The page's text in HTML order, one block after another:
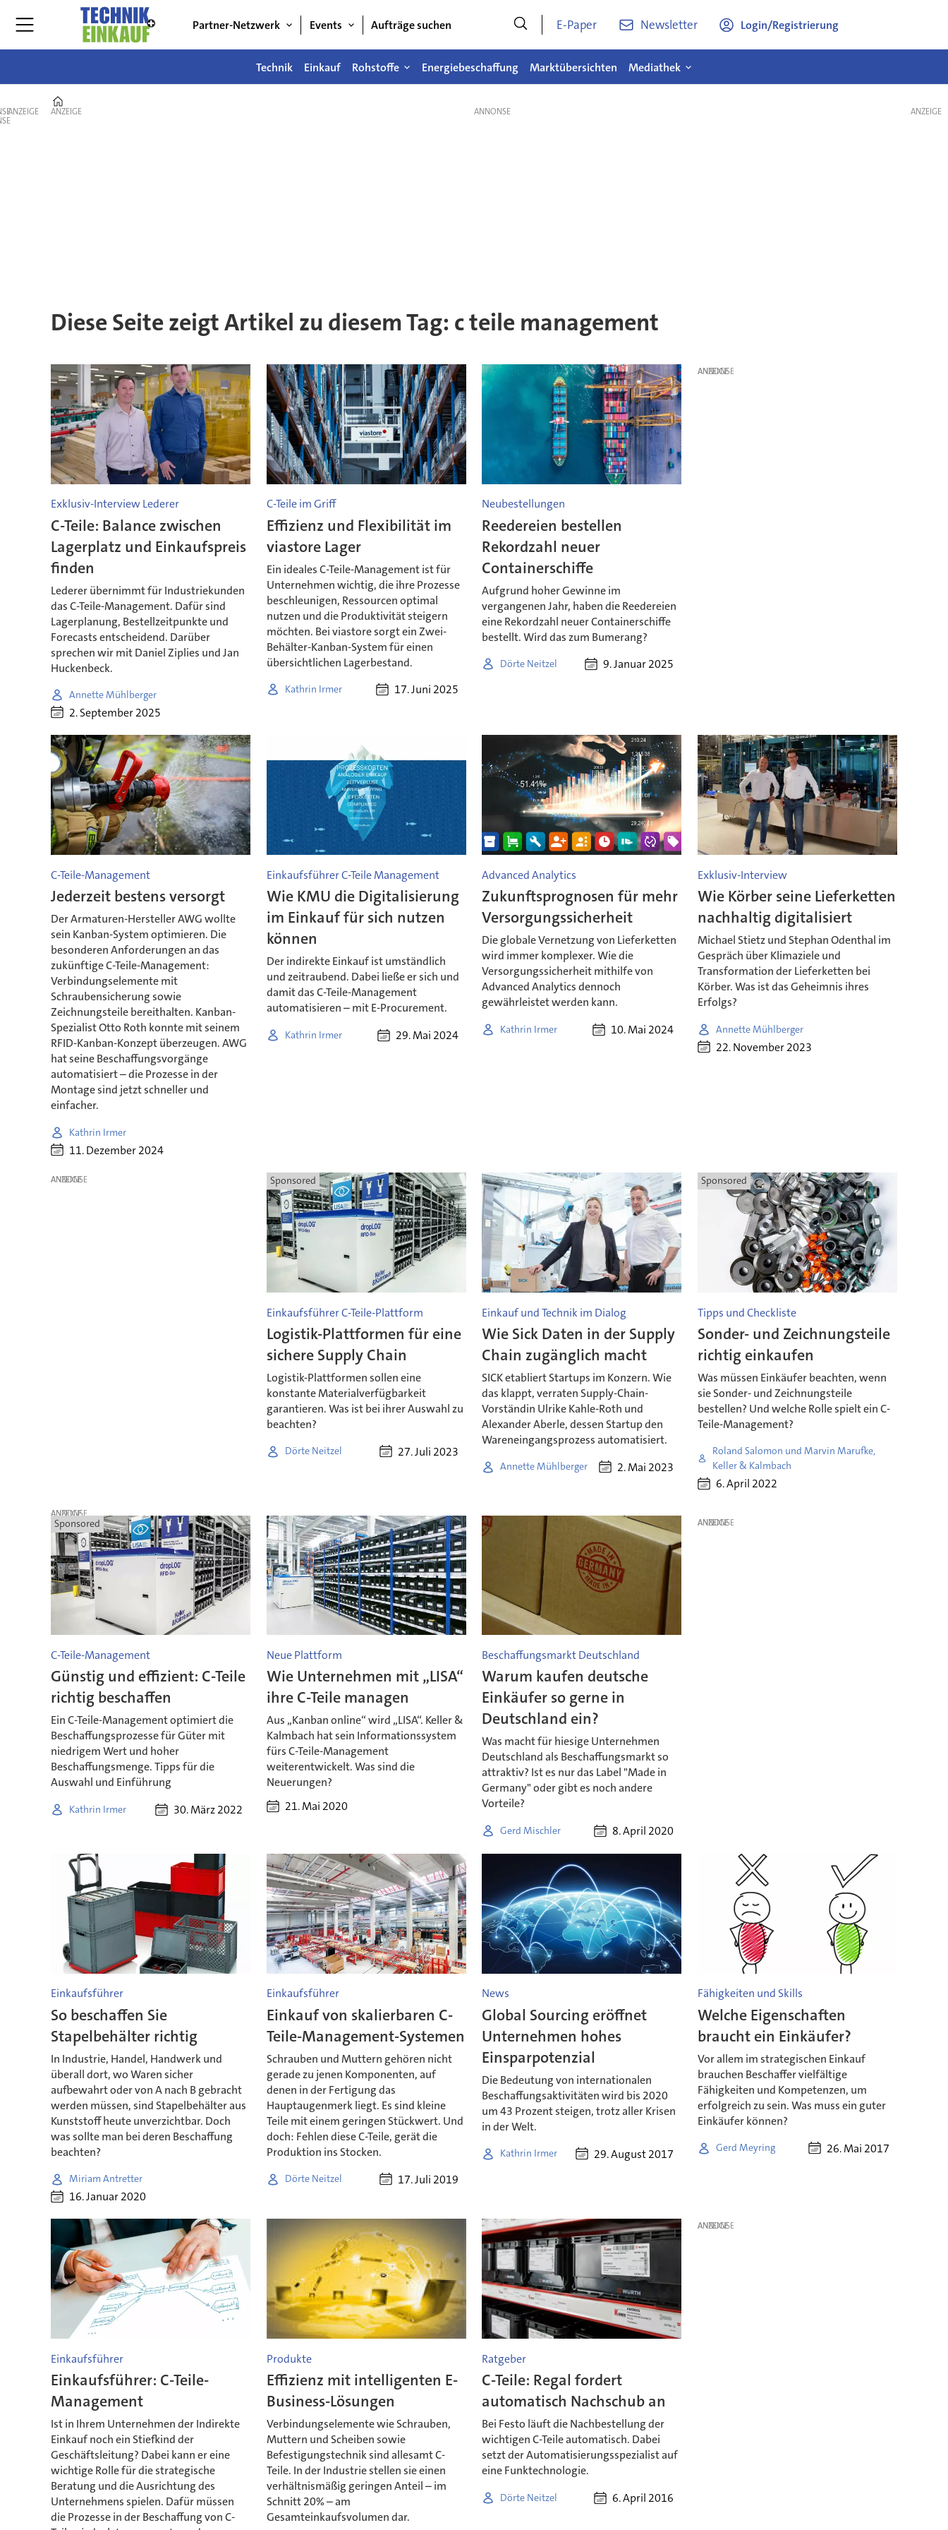
Partner-Netzwerk Events Aufträge suchen E-Paper Newsletter Login/Registrierung
Technik Einkauf Rohstoffe Energiebeschaffung Marktübersichten Mediathek
ANZEIGE ANZEIGE
Diese Seite zeigt Artikel zu diesem Tag: c teile management
Exklusiv-Interview Lederer
C-Teile: Balance zwischen
Lagerplatz und Einkaufspreis
finden
Lederer übernimmt für Industriekunden
das C-Teile-Management. Dafür sind
Lagerplanung, Bestellzeitpunkte und
Forecasts entscheidend. Darüber
sprechen wir mit Daniel Ziplies und Jan
Huckenbeck.
Annette Mühlberger
2. September 2025
C-Teile im Griff
Effizienz und Flexibilität im
viastore Lager
Ein ideales C-Teile-Management ist für
Unternehmen wichtig, die ihre Prozesse
beschleunigen, Ressourcen optimal
nutzen und die Produktivität steigern
möchten. Bei viastore sorgt ein Zwei-
Behälter-Kanban-System für einen
übersichtlichen Lagerbestand.
Kathrin Irmer 17. Juni 2025
Neubestellungen
Reedereien bestellen
Rekordzahl neuer
Containerschiffe
Aufgrund hoher Gewinne im
vergangenen Jahr, haben die Reedereien
eine Rekordzahl neuer Containerschiffe
bestellt. Wird das zum Bumerang?
Dörte Neitzel 9. Januar 2025
ANZEIGE
C-Teile-Management
Jederzeit bestens versorgt
Der Armaturen-Hersteller AWG wollte
sein Kanban-System optimieren. Die
besonderen Anforderungen an das
zukünftige C-Teile-Management:
Verbindungselemente mit
Schraubensicherung sowie
Zeichnungsteile bereithalten. Kanban-
Spezialist Otto Roth konnte mit seinem
RFID-Kanban-Konzept überzeugen. AWG
hat seine Beschaffungsvorgänge
automatisiert – die Prozesse in der
Montage sind jetzt schneller und
einfacher.
Kathrin Irmer
11. Dezember 2024
Einkaufsführer C-Teile Management
Wie KMU die Digitalisierung
im Einkauf für sich nutzen
können
Der indirekte Einkauf ist umständlich
und zeitraubend. Dabei ließe er sich und
damit das C-Teile-Management
automatisieren – mit E-Procurement.
Kathrin Irmer 29. Mai 2024
Advanced Analytics
Zukunftsprognosen für mehr
Versorgungssicherheit
Die globale Vernetzung von Lieferketten
wird immer komplexer. Wie die
Versorgungssicherheit mithilfe von
Advanced Analytics dennoch
gewährleistet werden kann.
Kathrin Irmer 10. Mai 2024
Exklusiv-Interview
Wie Körber seine Lieferketten
nachhaltig digitalisiert
Michael Stietz und Stephan Odenthal im
Gespräch über Klimaziele und
Transformation der Lieferketten bei
Körber. Was ist das Geheimnis ihres
Erfolgs?
Annette Mühlberger
22. November 2023
ANZEIGE Sponsored
Einkaufsführer C-Teile-Plattform
Logistik-Plattformen für eine
sichere Supply Chain
Logistik-Plattformen sollen eine
konstante Materialverfügbarkeit
garantieren. Was ist bei ihrer Auswahl zu
beachten?
Dörte Neitzel 27. Juli 2023
Einkauf und Technik im Dialog
Wie Sick Daten in der Supply
Chain zugänglich macht
SICK etabliert Startups im Konzern. Wie
das klappt, verraten Supply-Chain-
Vorständin Ulrike Kahle-Roth und
Alexander Aberle, dessen Startup den
Wareneingangsprozess automatisiert.
Annette Mühlberger 2. Mai 2023
Sponsored
Tipps und Checkliste
Sonder- und Zeichnungsteile
richtig einkaufen
Was müssen Einkäufer beachten, wenn
sie Sonder- und Zeichnungsteile
bestellen? Und welche Rolle spielt ein C-
Teile-Management?
Roland Salomon und Marvin Marufke,
Keller & Kalmbach
6. April 2022
ANZEIGE
Sponsored
C-Teile-Management
Günstig und effizient: C-Teile
richtig beschaffen
Ein C-Teile-Management optimiert die
Beschaffungsprozesse für Güter mit
niedrigem Wert und hoher
Beschaffungsmenge. Tipps für die
Auswahl und Einführung
Kathrin Irmer 30. März 2022
Neue Plattform
Wie Unternehmen mit „LISA“
ihre C-Teile managen
Aus „Kanban online“ wird „LISA“. Keller &
Kalmbach hat sein Informationssystem
fürs C-Teile-Management
weiterentwickelt. Was sind die
Neuerungen?
21. Mai 2020
Beschaffungsmarkt Deutschland
Warum kaufen deutsche
Einkäufer so gerne in
Deutschland ein?
Was macht für hiesige Unternehmen
Deutschland als Beschaffungsmarkt so
attraktiv? Ist es nur das Label "Made in
Germany" oder gibt es noch andere
Vorteile?
Gerd Mischler 8. April 2020
ANZEIGE
Einkaufsführer
So beschaffen Sie
Stapelbehälter richtig
In Industrie, Handel, Handwerk und
überall dort, wo Waren sicher
aufbewahrt oder von A nach B gebracht
werden müssen, sind Stapelbehälter aus
Kunststoff heute unverzichtbar. Doch
was sollte man bei deren Beschaffung
beachten?
Miriam Antretter
16. Januar 2020
Einkaufsführer
Einkauf von skalierbaren C-
Teile-Management-Systemen
Schrauben und Muttern gehören nicht
gerade zu jenen Komponenten, auf
denen in der Fertigung das
Hauptaugenmerk liegt. Es sind kleine
Teile mit einem geringen Stückwert. Und
doch: Fehlen diese C-Teile, gerät die
Produktion ins Stocken.
Dörte Neitzel 17. Juli 2019
News
Global Sourcing eröffnet
Unternehmen hohes
Einsparpotenzial
Die Bedeutung von internationalen
Beschaffungsaktivitäten wird bis 2020
um 43 Prozent steigen, trotz aller Krisen
in der Welt.
Kathrin Irmer 29. August 2017
Fähigkeiten und Skills
Welche Eigenschaften
braucht ein Einkäufer?
Vor allem im strategischen Einkauf
brauchen Beschaffer vielfältige
Fähigkeiten und Kompetenzen, um
erfolgreich zu sein. Was muss ein guter
Einkäufer können?
Gerd Meyring 26. Mai 2017
Einkaufsführer
Einkaufsführer: C-Teile-
Management
Ist in Ihrem Unternehmen der Indirekte
Einkauf noch ein Stiefkind der
Geschäftsleitung? Dabei kann er eine
wichtige Rolle für die strategische
Beratung und die Ausrichtung des
Unternehmens spielen. Dafür müssen
die Prozesse in der Beschaffung von C-
Produkte
Effizienz mit intelligenten E-
Business-Lösungen
Verbindungselemente wie Schrauben,
Muttern und Scheiben sowie
Befestigungstechnik sind allesamt C-
Teile. In der Industrie stellen sie einen
verhältnismäßig geringen Anteil – im
Schnitt 20% – am
Gesamteinkaufsvolumen dar.
Ratgeber
C-Teile: Regal fordert
automatisch Nachschub an
Bei Festo läuft die Nachbestellung der
wichtigen C-Teile automatisch. Dabei
setzt der Automatisierungsspezialist auf
eine Funktechnologie.
Dörte Neitzel 6. April 2016
ANZEIGE
ANZEIGE